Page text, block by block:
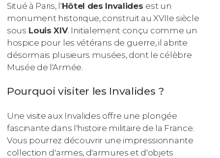
Situé à Paris, l'Hôtel des Invalides est un
monument historique, construit au XVIIe siècle
sous Louis XIV. Initialement conçu comme un
hospice pour les vétérans de guerre, il abrite
désormais plusieurs musées, dont le célèbre
Musée de l'Armée.
Pourquoi visiter les Invalides ?
Une visite aux Invalides offre une plongée
fascinante dans l'histoire militaire de la France.
Vous pourrez découvrir une impressionnante
collection d'armes, d'armures et d'objets